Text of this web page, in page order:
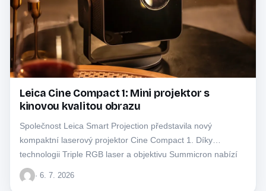
Leica Cine Compact 1: Mini projektor s
kinovou kvalitou obrazu
Společnost Leica Smart Projection představila nový
kompaktní laserový projektor Cine Compact 1. Díky
technologii Triple RGB laser a objektivu Summicron nabízí
špičkový…
· 6. 7. 2026